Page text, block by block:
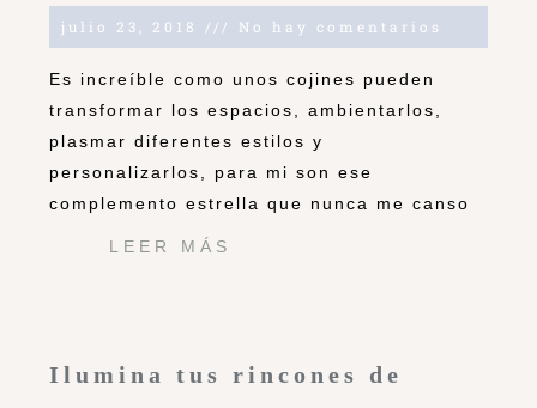
julio 23, 2018 No hay comentarios
Es increíble como unos cojines pueden
transformar los espacios, ambientarlos,
plasmar diferentes estilos y
personalizarlos, para mi son ese
complemento estrella que nunca me canso
LEER MÁS
Ilumina tus rincones de